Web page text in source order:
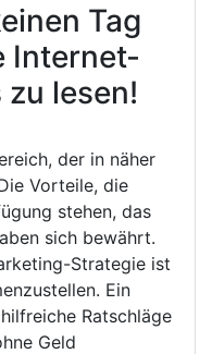
Tag
Internet-
lesen!
der in näher
Vorteile, die
stehen, das
sich bewährt.
Strategie ist
Ein
Ratschläge
Geld